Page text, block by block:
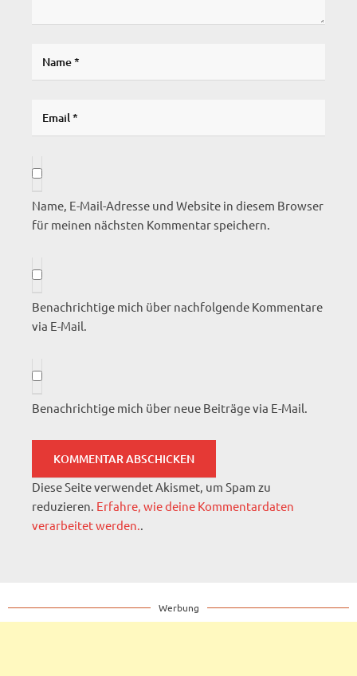
Name, E-Mail-Adresse und Website in diesem Browser
für meinen nächsten Kommentar speichern.
Benachrichtige mich über nachfolgende Kommentare
via E-Mail.
Benachrichtige mich über neue Beiträge via E-Mail.
Diese Seite verwendet Akismet, um Spam zu
reduzieren. Erfahre, wie deine Kommentardaten
verarbeitet werden..
Werbung